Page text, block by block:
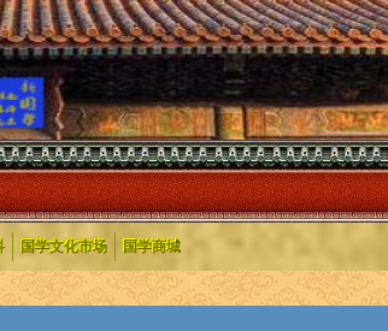
国学文化市场 国学商城